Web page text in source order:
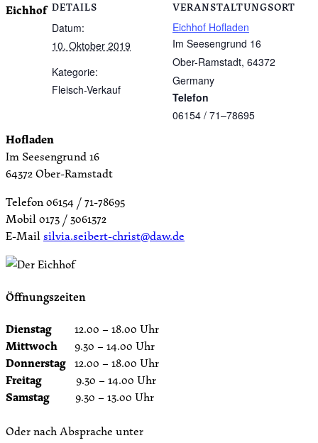
DETAILS
Datum:
10. Oktober 2019
Kategorie:
Fleisch-Verkauf
VERANSTALTUNGSORT
Eichhof Hofladen
Im Seesengrund 16
Ober-Ramstadt, 64372
Germany
Telefon
06154 / 71–78695
Eichhof
Hofladen
Im Seesengrund 16
64372 Ober-Ramstadt
Telefon 06154 / 71-78695
Mobil 0173 / 3061372
E-Mailsilvia.seibert-christ@daw.de
Öffnungszeiten
Dienstag 12.00 – 18.00 Uhr
Mittwoch 9.30 – 14.00 Uhr
Donnerstag 12.00 – 18.00 Uhr
Freitag 9.30 – 14.00 Uhr
Samstag 9.30 – 13.00 Uhr
Oder nach Absprache unter